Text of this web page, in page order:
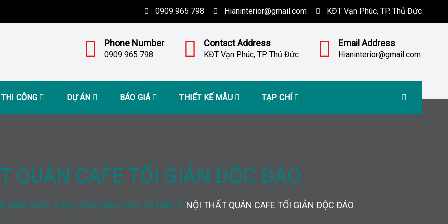
0909 965 798 Hianinterior@gmail.com KĐT Vạn Phúc, TP. Thủ Đức
Phone Number
0909 965 798
Contact Address
KĐT Vạn Phúc, TP. Thủ Đức
Email Address
Hianinterior@gmail.com
CÔNG DỰ ÁN BÁO GIÁ THIẾT KẾ MẪU TẠP CHÍ
QUÁN CAFE TỐI GIẢN ĐỘC ĐÁO
Quán Cafe Nội Thất Quán Cafe Tối Giản NỘI THẤT QUÁN CAFE TỐI GIẢN ĐỘC ĐÁO